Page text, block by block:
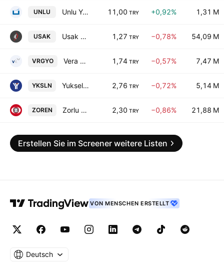
UNLU Unlu Yatirim Holding A.S. 11,00 TRY +0,92% 1,31 M
USAK Usak Seramik Sanayii A.S. 1,27 TRY −0,78% 54,09 M
VRGYO Vera Konsept Gayrimenkul Yatirim Ortakligi A.S. 1,74 TRY −0,57% 7,47 M
YKSLN Yukselen Celik AS 2,76 TRY −0,72% 5,14 M
ZOREN Zorlu Enerji Elektrik Uretim A.S. 2,30 TRY −0,86% 21,88 M
Erstellen Sie im Screener weitere Listen
VON MENSCHEN ERSTELLT
Deutsch